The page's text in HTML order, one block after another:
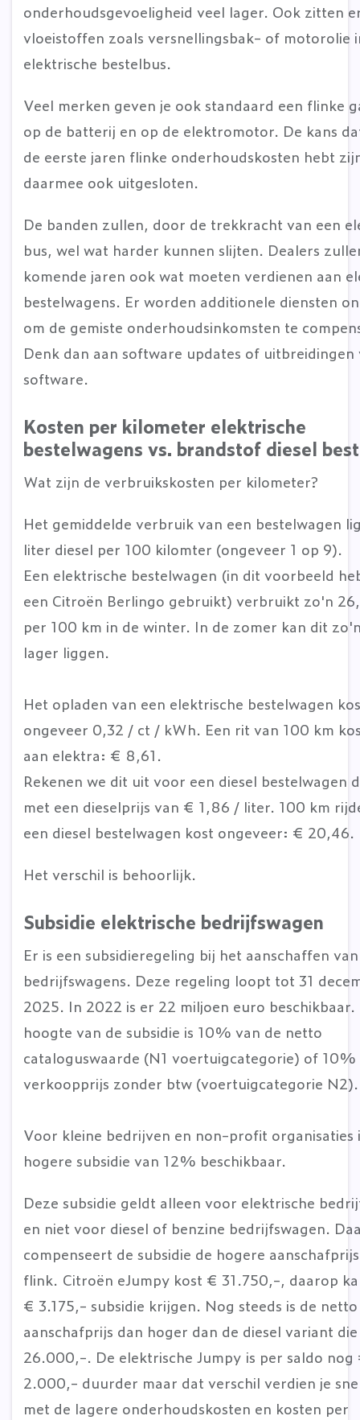
onderhoudsgevoeligheid veel lager. Ook zitten
vloeistoffen zoals versnellingsbak- of motorolie
elektrische bestelbus.
Veel merken geven je ook standaard een flinke
op de batterij en op de elektromotor. De kans
de eerste jaren flinke onderhoudskosten hebt
daarmee ook uitgesloten.
De banden zullen, door de trekkracht van een
bus, wel wat harder kunnen slijten. Dealers
komende jaren ook wat moeten verdienen aan
bestelwagens. Er worden additionele diensten
om de gemiste onderhoudsinkomsten te
Denk dan aan software updates of uitbreidingen
software.
Kosten per kilometer elektrische
bestelwagens vs. brandstof diesel
Wat zijn de verbruikskosten per kilometer?
Het gemiddelde verbruik van een bestelwagen
liter diesel per 100 kilomter (ongeveer 1 op 9).
Een elektrische bestelwagen (in dit voorbeeld
een Citroën Berlingo gebruikt) verbruikt zo'n
per 100 km in de winter. In de zomer kan dit
lager liggen.
Het opladen van een elektrische bestelwagen
ongeveer 0,32 / ct / kWh. Een rit van 100 km
aan elektra: € 8,61.
Rekenen we dit uit voor een diesel bestelwagen
met een dieselprijs van € 1,86 / liter. 100 km
een diesel bestelwagen kost ongeveer: € 20,46.
Het verschil is behoorlijk.
Subsidie elektrische bedrijfswagen
Er is een subsidieregeling bij het aanschaffen
bedrijfswagens. Deze regeling loopt tot 31
2025. In 2022 is er 22 miljoen euro beschikbaar.
hoogte van de subsidie is 10% van de netto
cataloguswaarde (N1 voertuigcategorie) of 10%
verkoopprijs zonder btw (voertuigcategorie
Voor kleine bedrijven en non-profit organisaties
hogere subsidie van 12% beschikbaar.
Deze subsidie geldt alleen voor elektrische
en niet voor diesel of benzine bedrijfswagen.
compenseert de subsidie de hogere
flink. Citroën eJumpy kost € 31.750,-, daarop
€ 3.175,- subsidie krijgen. Nog steeds is de netto
aanschafprijs dan hoger dan de diesel variant
26.000,-. De elektrische Jumpy is per saldo nog
2.000,- duurder maar dat verschil verdien je
met de lagere onderhoudskosten en kosten per